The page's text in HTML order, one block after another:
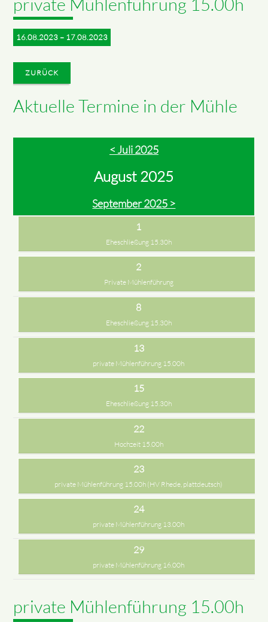
16.08.2023 – 17.08.2023
ZURÜCK
Aktuelle Termine in der Mühle
< Juli 2025
August 2025
September 2025 >
1
Eheschließung 15.30h
2
Private Mühlenführung
8
Eheschließung 15.30h
13
private Mühlenführung 15.00h
15
Eheschließung 15.30h
22
Hochzeit 15.00h
23
private Mühlenführung 15.00h (HV Rhede, plattdeutsch)
24
private Mühlenführung 13.00h
29
private Mühlenführung 16.00h
private Mühlenführung 15.00h